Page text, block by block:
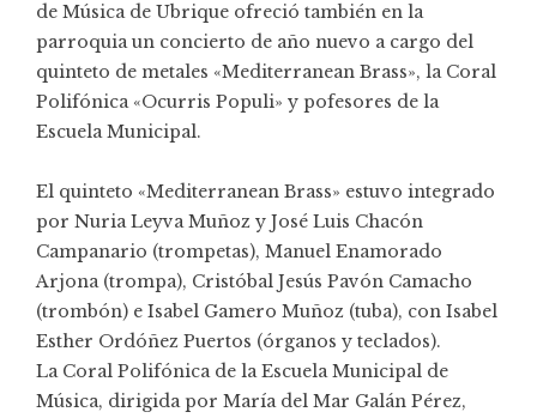
de Música de Ubrique ofreció también en la
parroquia un concierto de año nuevo a cargo del
quinteto de metales «Mediterranean Brass», la Coral
Polifónica «Ocurris Populi» y pofesores de la
Escuela Municipal.
El quinteto «Mediterranean Brass» estuvo integrado
por Nuria Leyva Muñoz y José Luis Chacón
Campanario (trompetas), Manuel Enamorado
Arjona (trompa), Cristóbal Jesús Pavón Camacho
(trombón) e Isabel Gamero Muñoz (tuba), con Isabel
Esther Ordóñez Puertos (órganos y teclados).
La Coral Polifónica de la Escuela Municipal de
Música, dirigida por María del Mar Galán Pérez,